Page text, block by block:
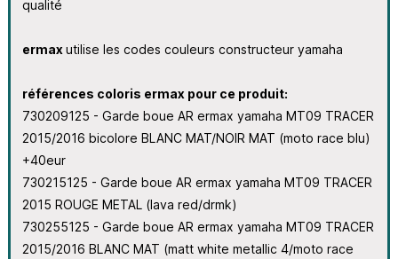
qualité
ermax utilise les codes couleurs constructeur yamaha
références coloris ermax pour ce produit:
730209125 - Garde boue AR ermax yamaha MT09 TRACER
2015/2016 bicolore BLANC MAT/NOIR MAT (moto race blu)
+40eur
730215125 - Garde boue AR ermax yamaha MT09 TRACER
2015 ROUGE METAL (lava red/drmk)
730255125 - Garde boue AR ermax yamaha MT09 TRACER
2015/2016 BLANC MAT (matt white metallic 4/moto race